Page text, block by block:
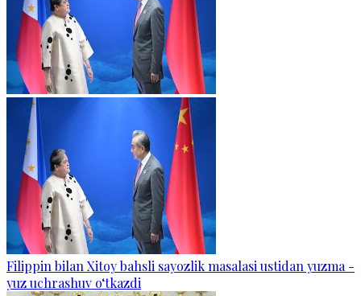
Filippin bilan Xitoy bahsli sayozlik masalasi ustidan yuzma -
yuz uchrashuv o‘tkazdi